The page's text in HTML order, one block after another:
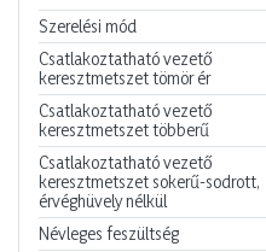
Szerelési mód
Csatlakoztatható vezető
keresztmetszet tömör ér
Csatlakoztatható vezető
keresztmetszet többerű
Csatlakoztatható vezető
keresztmetszet sokerű-sodrott,
érvéghüvely nélkül
Névleges feszültség